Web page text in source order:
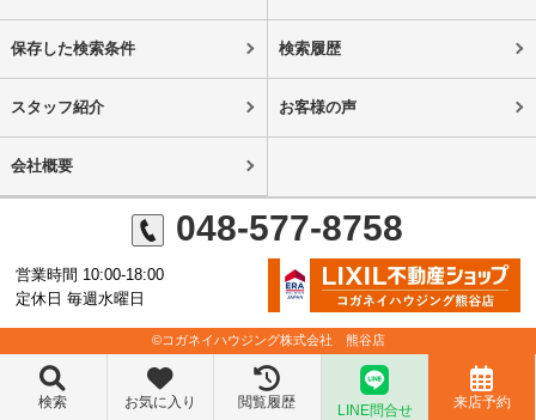
保存した検索条件 検索履歴
スタッフ紹介 お客様の声
会社概要
048-577-8758
営業時間 10:00-18:00
定休日 毎週水曜日
©コガネイハウジング株式会社 熊谷店
検索 お気に入り 閲覧履歴 LINE問合せ 来店予約